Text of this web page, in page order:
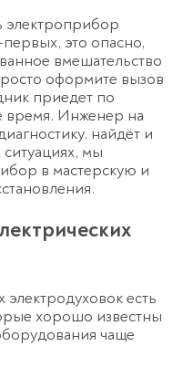
электроприбор
это опасно,
вмешательство
оформите вызов
приедет по
время. Инженер на
найдёт и
мы
в мастерскую и
есть
хорошо известны
чаще